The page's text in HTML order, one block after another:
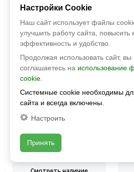
Керамогранит
(Эволюшн Крема)
1191x595 Матовый
Размер:
Фактура:
глазурованная
Цвета:
1 990 руб./м
В корзину
Настройки Cookie
Наш сайт использует файлы
улучшить работу сайта, повысить
эффективность и удобство.
Продолжая использовать сайт, вы
соглашаетесь на использование
cookie.
Системные cookie необходимы
сайта и всегда включены.
Настроить
Принять